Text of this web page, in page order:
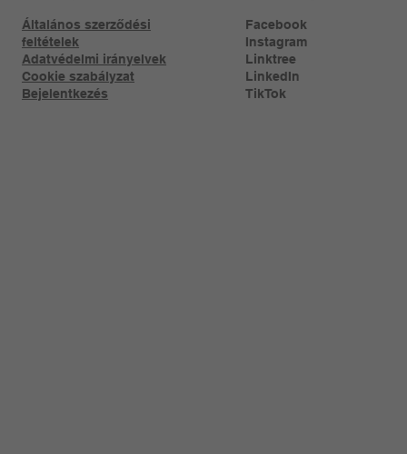
Általános szerződési
feltételek
Adatvédelmi irányelvek
Cookie szabályzat
Bejelentkezés
Facebook
Instagram
Linktree​
LinkedIn
TikTok